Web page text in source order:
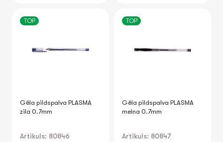
TOP
Gēla pildspalva PLASMA
zila 0.7mm
Artikuls: 80846
TOP
Gēla pildspalva PLASMA
melna 0.7mm
Artikuls: 80847